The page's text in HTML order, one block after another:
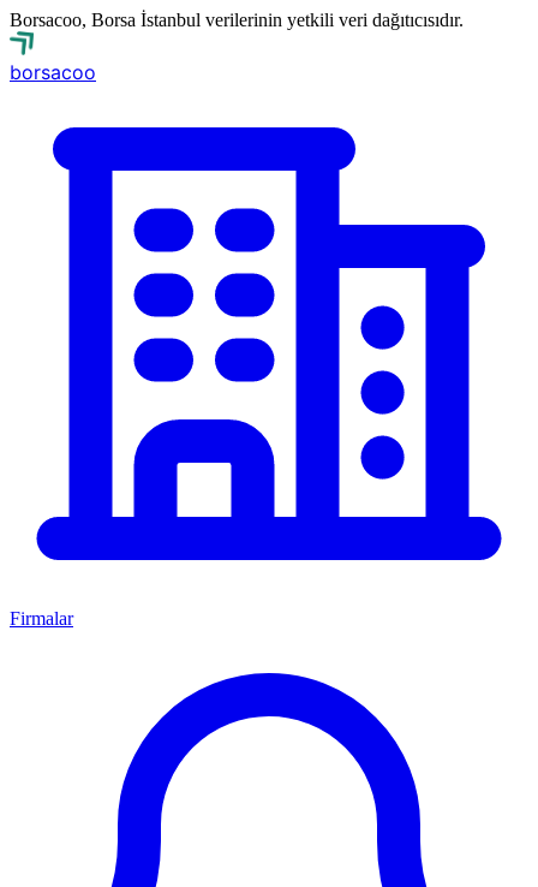
Borsacoo, Borsa İstanbul verilerinin yetkili veri dağıtıcısıdır.
borsacoo
Firmalar